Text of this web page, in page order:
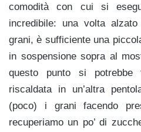
comodità con cui si
incredibile: una volta
grani, è sufficiente una
in sospensione sopra al
questo punto si potrebbe
riscaldata in un’altra
(poco) i grani facendo
recuperiamo un po’ di